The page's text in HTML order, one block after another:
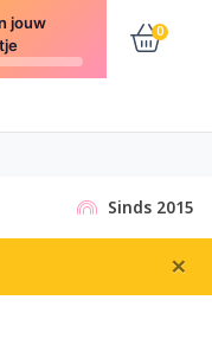
jouw
0
Sinds 2015
×